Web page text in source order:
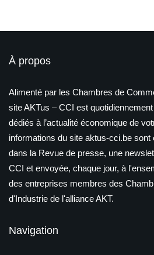
À propos
Alimenté par les Chambres de
site AKTus – CCI est quotidiennement
dédiés à l’actualité économique de
informations du site aktus-cci.be sont
dans la Revue de presse, une
CCI et envoyée, chaque jour, à
des entreprises membres des
d'Industrie de l'alliance AKT.
Navigation